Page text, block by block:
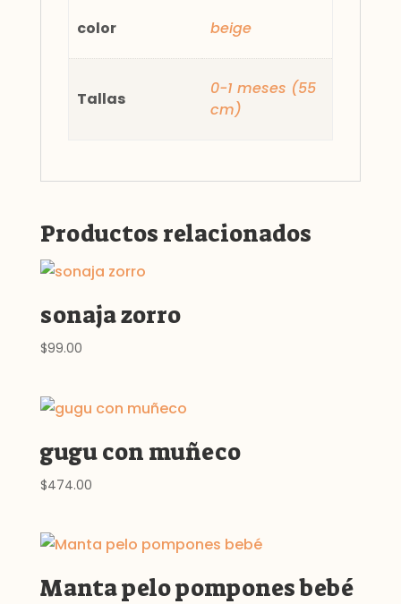
color beige
Tallas
0-1 meses (55
cm)
Productos relacionados
sonaja zorro
$99.00
gugu con muñeco
$474.00
Manta pelo pompones bebé